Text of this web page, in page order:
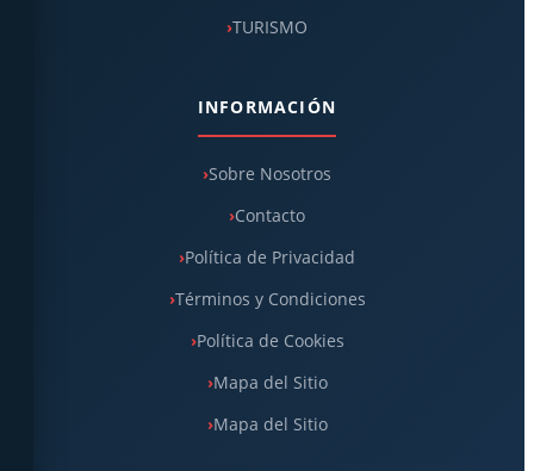
TURISMO
INFORMACIÓN
Sobre Nosotros
Contacto
Política de Privacidad
Términos y Condiciones
Política de Cookies
Mapa del Sitio
Mapa del Sitio